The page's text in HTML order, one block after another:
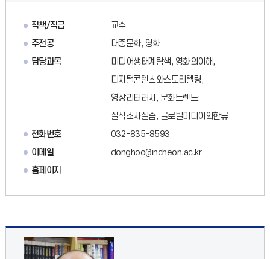
직책/직급
교수
주전공
대중문화, 영화
담당과목
미디어생태계탐색, 영화의이해,
디지털콘텐츠와스토리텔링,
영상리터러시, 문화트렌드:
질적조사실습, 글로벌미디어와한류
전화번호
032-835-8593
이메일
donghoo@incheon.ac.kr
홈페이지
-